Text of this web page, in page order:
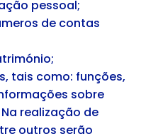
pessoal;
de contas
tais como: funções,
sobre
realização de
outros serão